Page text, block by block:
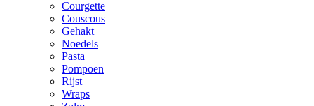
Courgette
Couscous
Gehakt
Noedels
Pasta
Pompoen
Rijst
Wraps